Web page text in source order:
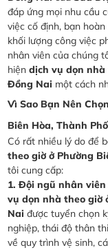
đáp ứng mọi nhu cầu
việc cố định, bạn
khối lượng công việc
nhân viên của chúng
hiệndịch vụ dọn nhà
Đồng Nai một cách
Vì Sao Bạn Nên
Biên Hòa, Thành
Có rất nhiều lý do để
theo giờ ở Phường
tôi cung cấp:
1. Đội ngũ nhân
vụ dọn nhà theo giờ
Nai được tuyển chọn
nghiệp, thái độ thân
về quy trình vệ sinh,